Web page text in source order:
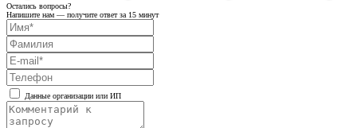
Остались вопросы?
Напишите нам — получите ответ за 15 минут
Данные организации или ИП